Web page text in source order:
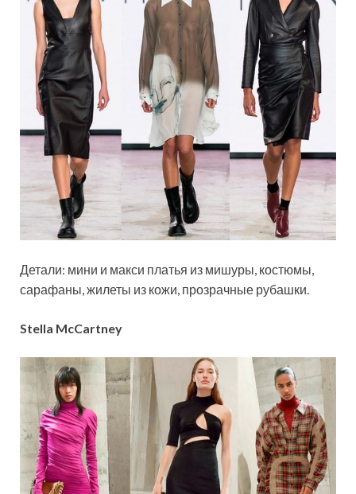
Детали: мини и макси платья из мишуры, костюмы,
сарафаны, жилеты из кожи, прозрачные рубашки.
Stella McCartney